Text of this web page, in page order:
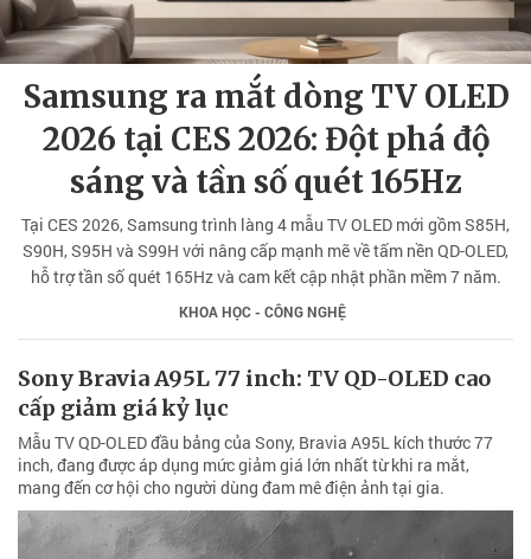
Samsung ra mắt dòng TV OLED
2026 tại CES 2026: Đột phá độ
sáng và tần số quét 165Hz
Tại CES 2026, Samsung trình làng 4 mẫu TV OLED mới gồm S85H,
S90H, S95H và S99H với nâng cấp mạnh mẽ về tấm nền QD-OLED,
hỗ trợ tần số quét 165Hz và cam kết cập nhật phần mềm 7 năm.
KHOA HỌC - CÔNG NGHỆ
Sony Bravia A95L 77 inch: TV QD-OLED cao
cấp giảm giá kỷ lục
Mẫu TV QD-OLED đầu bảng của Sony, Bravia A95L kích thước 77
inch, đang được áp dụng mức giảm giá lớn nhất từ khi ra mắt,
mang đến cơ hội cho người dùng đam mê điện ảnh tại gia.